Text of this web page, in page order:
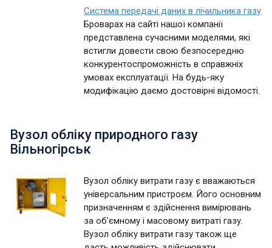
Система передачі даних в лічильника газу
Броварах на сайті нашої компанії
представлена сучасними моделями, які
встигли довести свою безпосередню
конкурентоспроможність в справжніх
умовах експлуатації. На будь-яку
модифікацію даємо достовірні відомості.
Вузол обліку природного газу
Вільногірськ
Вузол обліку витрати газу є вважаються
універсальним пристроєм. Його основним
призначенням є здійснення вимірювань
за об'ємному і масовому витраті газу.
Вузол обліку витрати газу також ще